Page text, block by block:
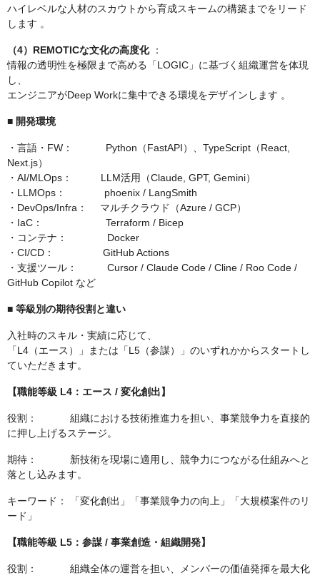
ハイレベルな人材のスカウトから育成スキームの構築までをリード
します 。
（4）REMOTICな文化の高度化：
情報の透明性を極限まで高める「LOGIC」に基づく組織運営を体現
し、
エンジニアがDeep Workに集中できる環境をデザインします 。
■ 開発環境
・言語・FW： Python（FastAPI）、TypeScript（React,
Next.js）
・AI/MLOps： LLM活用（Claude, GPT, Gemini）
・LLMOps： phoenix / LangSmith
・DevOps/Infra： マルチクラウド（Azure / GCP）
・IaC： Terraform / Bicep
・コンテナ： Docker
・CI/CD： GitHub Actions
・支援ツール： Cursor / Claude Code / Cline / Roo Code /
GitHub Copilot など
■ 等級別の期待役割と違い
入社時のスキル・実績に応じて、
「L4（エース）」または「L5（参謀）」のいずれかからスタートし
ていただきます。
【職能等級 L4：エース / 変化創出】
役割： 組織における技術推進力を担い、事業競争力を直接的
に押し上げるステージ。
期待： 新技術を現場に適用し、競争力につながる仕組みへと
落とし込みます。
キーワード： 「変化創出」「事業競争力の向上」「大規模案件のリ
ード」
【職能等級 L5：参謀 / 事業創造・組織開発】
役割： 組織全体の運営を担い、メンバーの価値発揮を最大化